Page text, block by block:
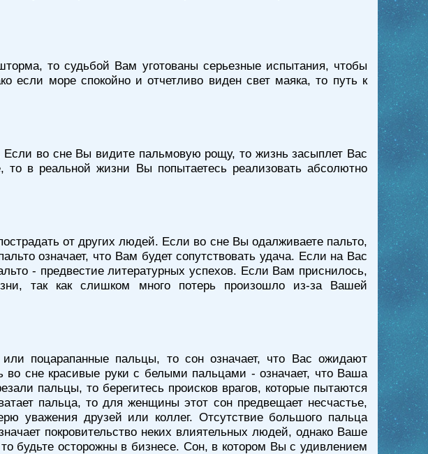
то судьбой Вам уготованы серьезные испытания, чтобы
если море спокойно и отчетливо виден свет маяка, то путь к
Если во сне Вы видите пальмовую рощу, то жизнь засыплет Вас
в реальной жизни Вы попытаетесь реализовать абсолютно
от других людей. Если во сне Вы одалживаете пальто,
означает, что Вам будет сопутствовать удача. Если на Вас
- предвестие литературных успехов. Если Вам приснилось,
так как слишком много потерь произошло из-за Вашей
поцарапанные пальцы, то сон означает, что Вас ожидают
во сне красивые руки с белыми пальцами - означает, что Ваша
пальцы, то берегитесь происков врагов, которые пытаются
пальца, то для женщины этот сон предвещает несчастье,
уважения друзей или коллег. Отсутствие большого пальца
покровительство неких влиятельных людей, однако Ваше
будьте осторожны в бизнесе. Сон, в котором Вы с удивлением